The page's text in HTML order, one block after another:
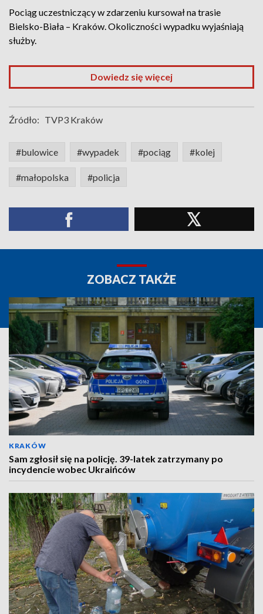
Pociąg uczestniczący w zdarzeniu kursował na trasie
Bielsko-Biała – Kraków. Okoliczności wypadku wyjaśniają
służby.
Dowiedz się więcej
Źródło: TVP3 Kraków
#bulowice #wypadek #pociąg #kolej
#małopolska #policja
ZOBACZ TAKŻE
KRAKÓW
Sam zgłosił się na policję. 39-latek zatrzymany po
incydencie wobec Ukraińców